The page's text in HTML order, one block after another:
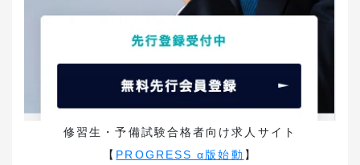
修習生・予備試験合格者向け求人サイト
【 PROGRESS α版始動 】